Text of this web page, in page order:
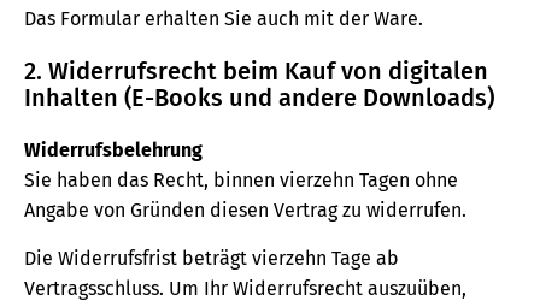
Das Formular erhalten Sie auch mit der Ware.
2. Widerrufsrecht beim Kauf von digitalen
Inhalten (E-Books und andere Downloads)
Widerrufsbelehrung
Sie haben das Recht, binnen vierzehn Tagen ohne
Angabe von Gründen diesen Vertrag zu widerrufen.
Die Widerrufsfrist beträgt vierzehn Tage ab
Vertragsschluss. Um Ihr Widerrufsrecht auszuüben,